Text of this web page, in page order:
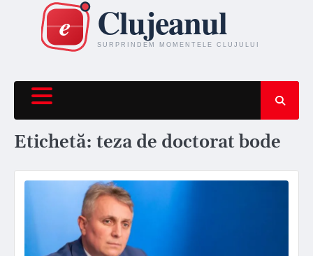
content
Etichetă: teza de doctorat bode